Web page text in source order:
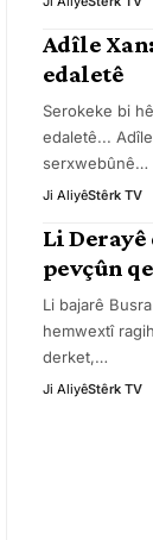
Adîle
edaletê
Serokeke bi
edaletê...
serxwebûnê…
Ji AliyêStêrk TV
Li
pevçûn
Li bajarê
hemwextî
derket,…
Ji AliyêStêrk TV